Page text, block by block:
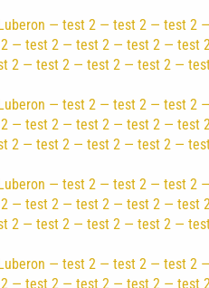
— test 2 — test 2 — test
— test 2 — test 2 — test 2 —
2 — test 2 — test 2 — test 2 —
— test 2 — test 2 — test
— test 2 — test 2 — test 2 —
2 — test 2 — test 2 — test 2 —
— test 2 — test 2 — test
— test 2 — test 2 — test 2 —
2 — test 2 — test 2 — test 2 —
— test 2 — test 2 — test
— test 2 — test 2 — test 2 —